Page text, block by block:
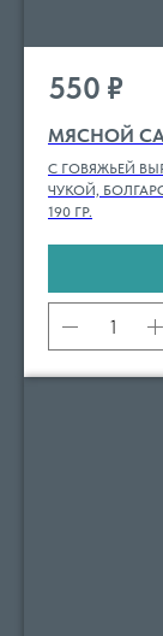
550 ₽
МЯСНОЙ
С ГОВЯЖЬЕЙ
ЧУКОЙ,
190 ГР.